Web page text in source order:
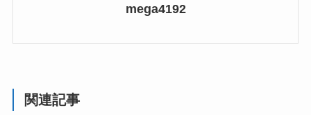
mega4192
関連記事